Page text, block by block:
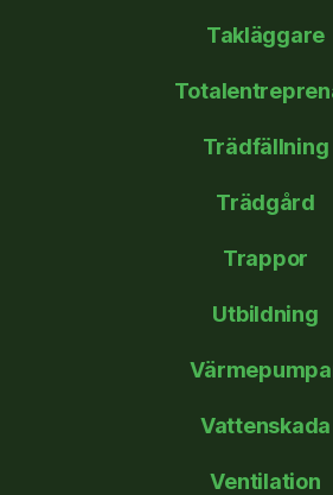
Takläggare
Trädfällning
Trädgård
Trappor
Utbildning
Vattenskada
Ventilation